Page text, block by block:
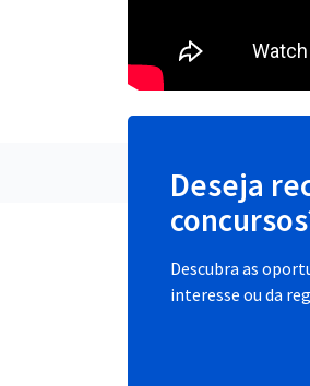
Deseja
Descubra as
interesse ou da